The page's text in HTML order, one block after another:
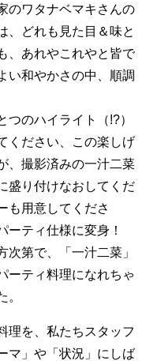
のワタナベマキさんの
、どれも見た目＆味と
、あれやこれやと皆で
い和やかさの中、順調
のハイライト（!?）
ださい、この楽しげ
、撮影済みの一汁二菜
盛り付けなおしてくだ
も用意してくださ
ーティ仕様に変身！
第で、「一汁二菜」
ーティ料理になれちゃ
。
理を、私たちスタッフ
マ」や「状況」にしば